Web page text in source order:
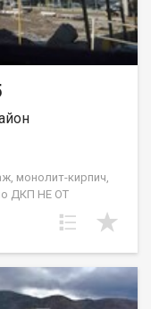
монолит-кирпич,
ДКП НЕ ОТ